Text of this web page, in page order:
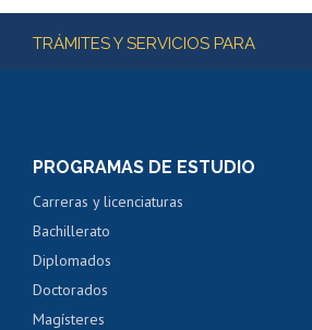
Más información
TRÁMITES Y SERVICIOS PARA
PROGRAMAS DE ESTUDIO
Carreras y licenciaturas
Bachillerato
Diplomados
Doctorados
Magísteres